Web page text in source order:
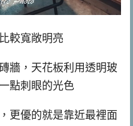
較寬敞明亮
牆，天花板利用透明玻
點刺眼的光色
更優的就是靠近最裡面